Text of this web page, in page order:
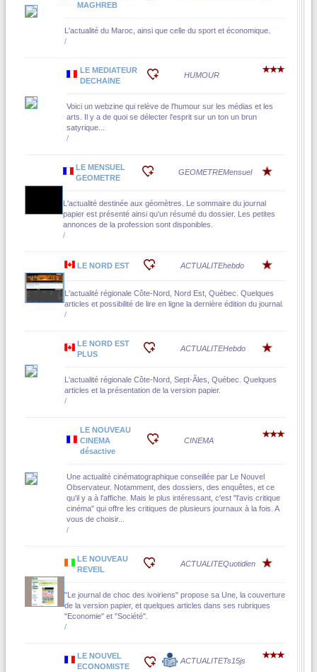
MAGHREB
L'actualité du Maroc, ainsi que celle du sport et économique.
/
LE MEDIATEUR
DECHAINE
HUMOUR
Voici un webzine qui relève de l'humour sur les médias et les
arts. Il y a de quoi se délecter l'esprit sur un ton un brun
satyrique...
/
LE MENSUEL
GEOMETRE
GEOMETREMensuel
L'actualité destinée aux géomètres. Le sommaire du journal
papier est présenté ainsi qu'un résumé du dossier. Les petites
annonces de la profession sont disponibles.
/
LE NORD EST ACTUALITEhebdo
L'actualité régionale Côte-Nord, Nord Est, Québec. Quelques
articles et possibilité de lire en ligne la dernière édition du journal.
/
LE NORD EST
PLUS
ACTUALITEHebdo
L'actualité régionale Côte-Nord, Sept-Ãles, Québec. Quelques
articles et la présentation de la version papier.
/
LE NOUVEAU
CINEMA
désactive
CINEMA
Une actualité cinématographique conseillée par Le Nouvel
Observateur. Notamment, des dossiers, des enquêtes, et ce
qu'il y a à l'affiche. Mais le plus intéressant, c'est "l'avis critique
cinéma" qui offre les critiques de plusieurs journaux à la fois. A
vous de choisir...
/
LE NOUVEAU
REVEIL
ACTUALITEQuotidien
"Le journal de choc des ivoiriens" propose sa Une, la couverture
de la version papier, et quelques articles dans ses rubriques
"Economie" et "Société".
/
LE NOUVEL
ECONOMISTE
ACTUALITETs15js